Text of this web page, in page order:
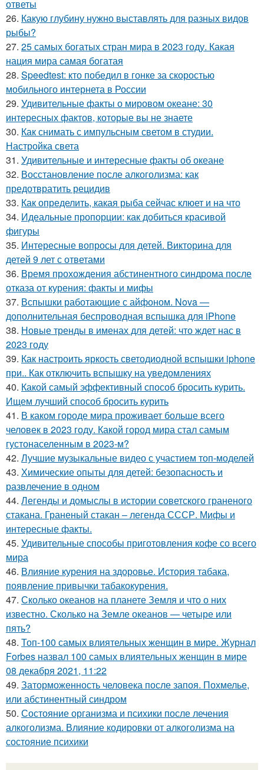
ответы
26. Какую глубину нужно выставлять для разных видов
рыбы?
27. 25 самых богатых стран мира в 2023 году. Какая
нация мира самая богатая
28. Speedtest: кто победил в гонке за скоростью
мобильного интернета в России
29. Удивительные факты о мировом океане: 30
интересных фактов, которые вы не знаете
30. Как снимать с импульсным светом в студии.
Настройка света
31. Удивительные и интересные факты об океане
32. Восстановление после алкоголизма: как
предотвратить рецидив
33. Как определить, какая рыба сейчас клюет и на что
34. Идеальные пропорции: как добиться красивой
фигуры
35. Интересные вопросы для детей. Викторина для
детей 9 лет с ответами
36. Время прохождения абстинентного синдрома после
отказа от курения: факты и мифы
37. Вспышки работающие с айфоном. Nova —
дополнительная беспроводная вспышка для iPhone
38. Новые тренды в именах для детей: что ждет нас в
2023 году
39. Как настроить яркость светодиодной вспышки iphone
при.. Как отключить вспышку на уведомлениях
40. Какой самый эффективный способ бросить курить.
Ищем лучший способ бросить курить
41. В каком городе мира проживает больше всего
человек в 2023 году. Какой город мира стал самым
густонаселенным в 2023-м?
42. Лучшие музыкальные видео с участием топ-моделей
43. Химические опыты для детей: безопасность и
развлечение в одном
44. Легенды и домыслы в истории советского граненого
стакана. Граненый стакан – легенда СССР. Мифы и
интересные факты.
45. Удивительные способы приготовления кофе со всего
мира
46. Влияние курения на здоровье. История табака,
появление привычки табакокурения.
47. Сколько океанов на планете Земля и что о них
известно. Сколько на Земле океанов — четыре или
пять?
48. Топ-100 самых влиятельных женщин в мире. Журнал
Forbes назвал 100 самых влиятельных женщин в мире
08 декабря 2021, 11:22
49. Заторможенность человека после запоя. Похмелье,
или абстинентный синдром
50. Состояние организма и психики после лечения
алкоголизма. Влияние кодировки от алкоголизма на
состояние психики